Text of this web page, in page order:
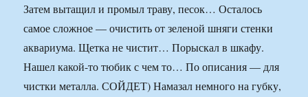
Затем вытащил и промыл траву, песок… Осталось
самое сложное — очистить от зеленой шняги стенки
аквариума. Щетка не чистит… Порыскал в шкафу.
Нашел какой-то тюбик с чем то… По описания — для
чистки металла. СОЙДЕТ) Намазал немного на губку,